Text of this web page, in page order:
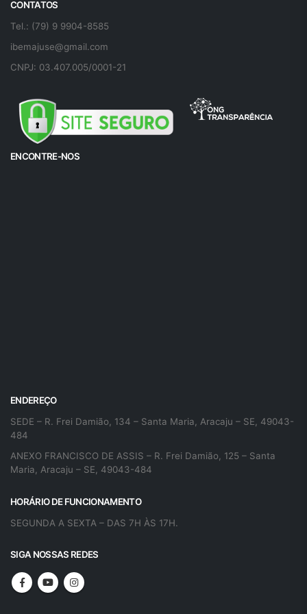
CONTATOS
Tel.: (79) 9 9904-8585
ibemajuse@gmail.com
CNPJ: 03.407.005/0001-21
ENCONTRE-NOS
ENDEREÇO
SEDE – R. Frei Damião, 134 – Santa Maria, Aracaju – SE, 49043-
484
ANEXO FRANCISCO DE ASSIS – R. Frei Damião, 125 – Santa
Maria, Aracaju – SE, 49043-484
HORÁRIO DE FUNCIONAMENTO
SEGUNDA A SEXTA – DAS 7H ÀS 17H.
SIGA NOSSAS REDES